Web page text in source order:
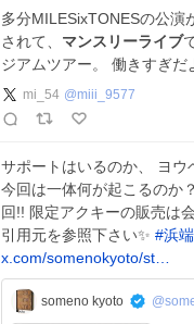
多分MILESixTONESの公演
されて、 マンスリーライブ
ジアムツアー。 働きすぎだ
mi_54 @miii_9577
サポートはいるのか、 ヨウ
今回は一体何が起こるのか
回!! 限定アクキーの販売は
引用元を参照下さい✨️ #浜
x.com/somenokyoto/st…
someno kyoto